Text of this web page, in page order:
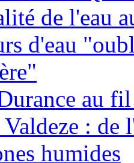
de l'eau
d'eau
au
: de
humides